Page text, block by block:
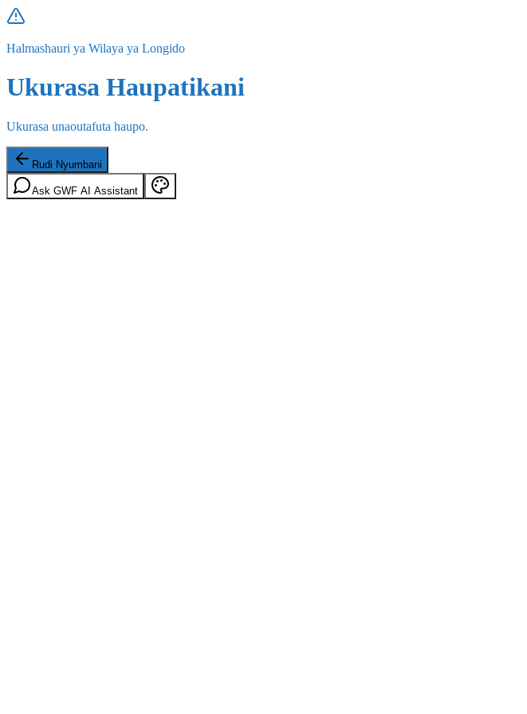
Halmashauri ya Wilaya ya Longido
Ukurasa Haupatikani
Ukurasa unaoutafuta haupo.
Rudi Nyumbani
Ask GWF AI Assistant